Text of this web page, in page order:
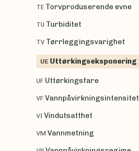
TE Torvproduserende evne
TU Turbiditet
TV Tørrleggingsvarighet
UE Uttørkingseksponering
UF Uttørkingsfare
VF Vannpåvirkningsintensitet
VI Vindutsatthet
VM Vannmetning